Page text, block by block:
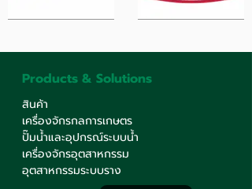
Products & Solutions
สินค้า
เครื่องจักรกลการเกษตร
ปั๊มน้ำและอุปกรณ์ระบบน้ำ
เครื่องจักรอุตสาหกรรม
อุตสาหกรรมระบบราง